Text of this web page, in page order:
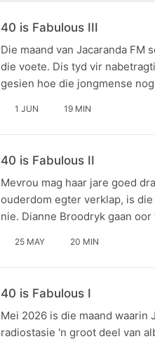
40 is Fabulous III
Die maand van Jacaranda
die voete. Dis tyd vir
gesien hoe die jongmense
1 JUN 19 MIN
40 is Fabulous II
Mevrou mag haar jare goed
ouderdom egter verklap, is
nie. Dianne Broodryk gaan
25 MAY 20 MIN
40 is Fabulous I
Mei 2026 is die maand waarin
radiostasie 'n groot deel van